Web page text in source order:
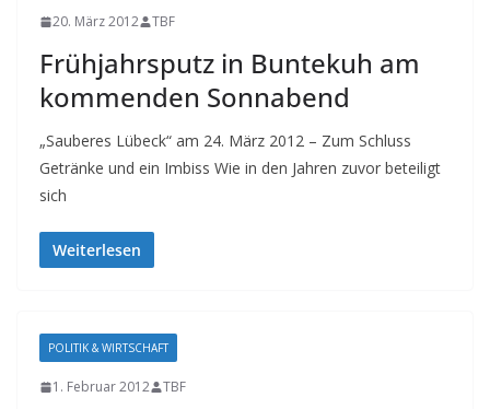
20. März 2012 TBF
Frühjahrsputz in Buntekuh am
kommenden Sonnabend
„Sauberes Lübeck“ am 24. März 2012 – Zum Schluss
Getränke und ein Imbiss Wie in den Jahren zuvor beteiligt
sich
Weiterlesen
POLITIK & WIRTSCHAFT
1. Februar 2012 TBF